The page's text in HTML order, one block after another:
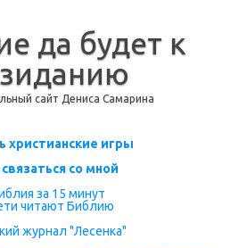
да будет к
сайт Дениса Самарина
к содержимому
христианские игры
связаться со мной
за 15 минут
читают Библию
журнал "Лесенка"